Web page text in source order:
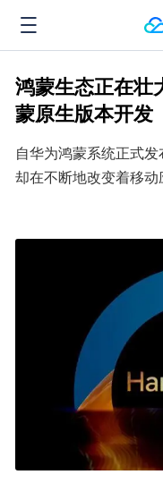
鸿蒙生态正在壮
蒙原生版本开发
自华为鸿蒙系统正式
却在不断地改变着移动